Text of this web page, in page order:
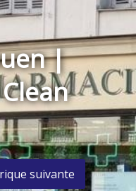
|
suivante